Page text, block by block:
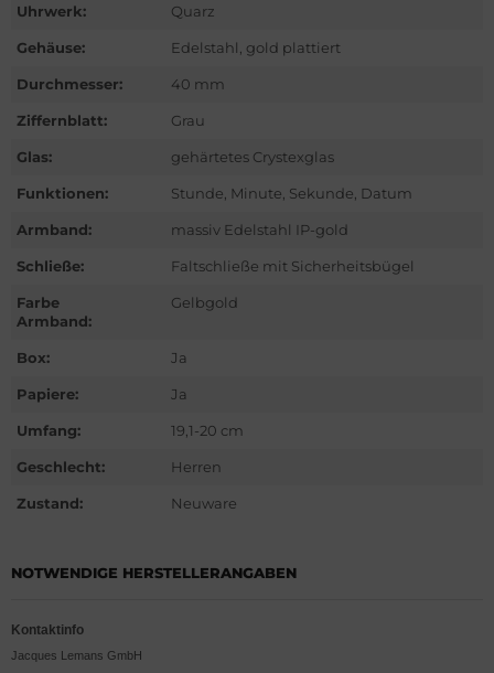
Uhrwerk: Quarz
Gehäuse: Edelstahl, gold plattiert
Durchmesser: 40 mm
Ziffernblatt: Grau
Glas: gehärtetes Crystexglas
Funktionen: Stunde, Minute, Sekunde, Datum
Armband: massiv Edelstahl IP-gold
Schließe: Faltschließe mit Sicherheitsbügel
Farbe
Armband:
Gelbgold
Box: Ja
Papiere: Ja
Umfang: 19,1-20 cm
Geschlecht: Herren
Zustand: Neuware
NOTWENDIGE HERSTELLERANGABEN
Kontaktinfo
Jacques Lemans GmbH
Heuer
Nardin